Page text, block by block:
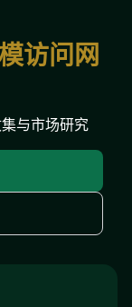
访问网
与市场研究